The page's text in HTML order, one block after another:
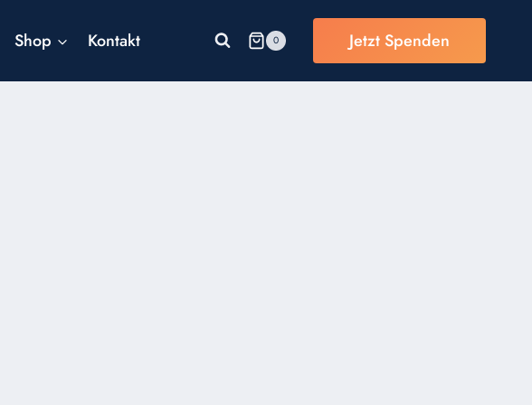
Shop Kontakt 0 Jetzt Spenden